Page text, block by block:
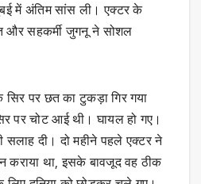
में अंतिम सांस ली। एक्टर के
और सहकर्मी जुगनू ने सोशल
सिर पर छत का टुकड़ा गिर गया
पर चोट आई थी। घायल हो गए।
दी। दो महीने पहले एक्टर ने
कराया था, इसके बावजूद वह ठीक